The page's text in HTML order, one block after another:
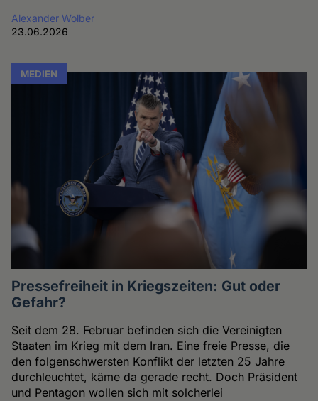
Alexander Wolber
23.06.2026
MEDIEN
Pressefreiheit in Kriegszeiten: Gut oder
Gefahr?
Seit dem 28. Februar befinden sich die Vereinigten
Staaten im Krieg mit dem Iran. Eine freie Presse, die
den folgenschwersten Konflikt der letzten 25 Jahre
durchleuchtet, käme da gerade recht. Doch Präsident
und Pentagon wollen sich mit solcherlei